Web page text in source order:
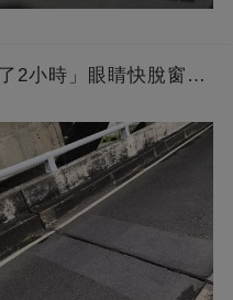
2小時」眼睛快脫窗…